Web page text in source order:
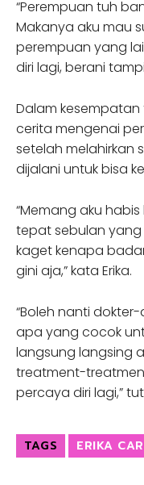
“Perempuan tuh
Makanya aku mau
perempuan yang
diri lagi, berani
Dalam kesempatan
cerita mengenai
setelah melahirkan
dijalani untuk bisa
“Memang aku
tepat sebulan
kaget kenapa
gini aja,” kata Erika.
“Boleh nanti
apa yang cocok
langsung langsing
treatment-
percaya diri lagi,”
TAGS ERIKA